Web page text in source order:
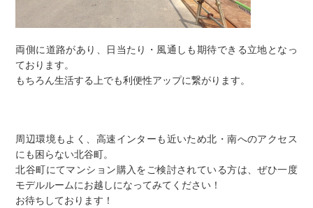
両側に道路があり、日当たり・風通しも期待できる立地となっ
ております。
もちろん生活する上でも利便性アップに繋がります。
周辺環境もよく、高速インターも近いため北・南へのアクセス
にも困らない北谷町。
北谷町にてマンション購入をご検討されている方は、ぜひ一度
モデルルームにお越しになってみてください！
お待ちしております！